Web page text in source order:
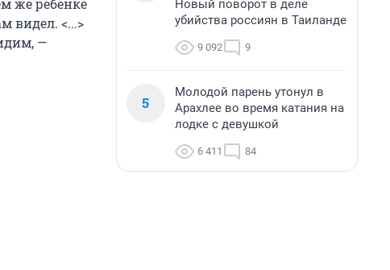
же ребенке
видел. <...>
—
Новый поворот в деле
убийства россиян в Таиланде
9 092 9
5
Молодой парень утонул в
Арахлее во время катания на
лодке с девушкой
6 411 84